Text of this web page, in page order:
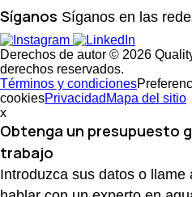
Síganos Síganos en las
Derechos de autor © 2026
derechos reservados.
Términos y condiciones
cookiesPrivacidad Mapa del sitio
x
Obtenga un presupuesto
trabajo
Introduzca sus datos o llame